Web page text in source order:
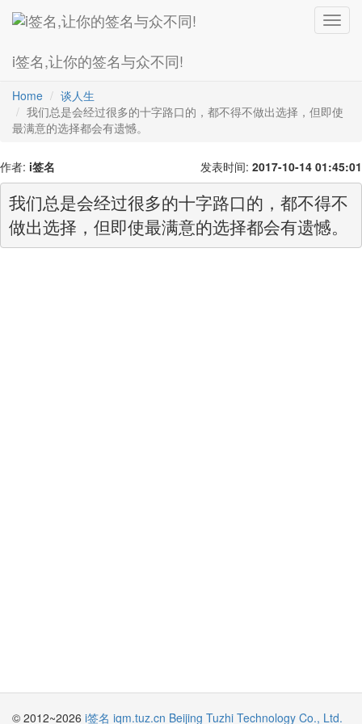
i签名,让你的签名与众不同!
爱情诗 超级拽 灰主流 最幸福
Home
谈人生
我们总是会经过很多的十字路口的，都不得不做出选择，但即使
最满意的选择都会有遗憾。
作者: i签名 发表时间: 2017-10-14 01:45:01
我们总是会经过很多的十字路口的，都不得不
做出选择，但即使最满意的选择都会有遗憾。
© 2012~2026 i签名 iqm.tuz.cn Beijing Tuzhi Technology Co., Ltd.